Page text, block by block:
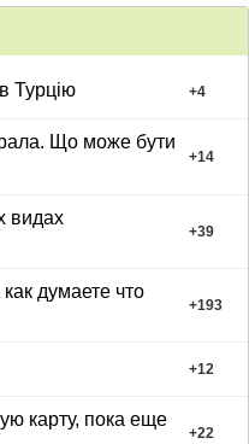
Турцію +4
Що може бути
+14
видах
+39
+193
+12
карту, пока еще
+22